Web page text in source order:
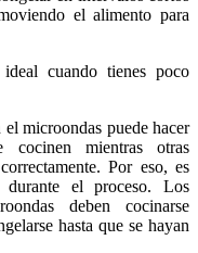
el alimento para
cuando tienes poco
microondas puede hacer
cocinen mientras otras
Por eso, es
durante el proceso. Los
deben cocinarse
hasta que se hayan